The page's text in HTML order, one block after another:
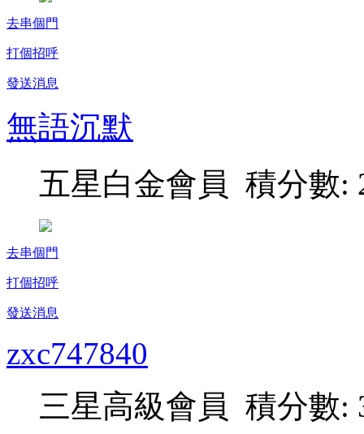
去串個門
打個招呼
發送消息
無語沉默
五星白金會員 積分數:
去串個門
打個招呼
發送消息
zxc747840
三星高級會員 積分數: